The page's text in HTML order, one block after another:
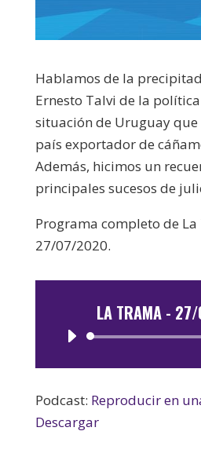
Hablamos de la
Ernesto Talvi de la
situación de Uruguay que
país exportador de
Además, hicimos un
principales sucesos de
Programa completo de
27/07/2020.
LA TRAMA -
Podcast: Reproducir en
Descargar